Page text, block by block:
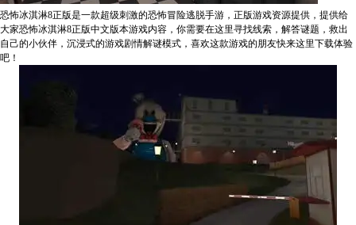
恐怖冰淇淋8正版是一款超级刺激的恐怖冒险逃脱手游，正版游戏资源提供，提供给
大家恐怖冰淇淋8正版中文版本游戏内容，你需要在这里寻找线索，解答谜题，救出
自己的小伙伴，沉浸式的游戏剧情解谜模式，喜欢这款游戏的朋友快来这里下载体验
吧！